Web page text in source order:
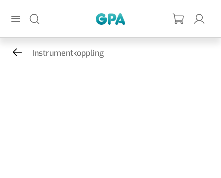
Instrumentkoppling